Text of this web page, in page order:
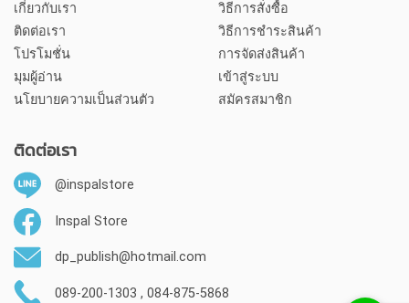
เกี่ยวกับเรา
ติดต่อเรา
โปรโมชั่น
มุมผู้อ่าน
นโยบายความเป็นส่วนตัว
วิธีการสั่งซื้อ
วิธีการชำระสินค้า
การจัดส่งสินค้า
เข้าสู่ระบบ
สมัครสมาชิก
ติดต่อเรา
@inspalstore
Inspal Store
dp_publish@hotmail.com
089-200-1303 , 084-875-5868